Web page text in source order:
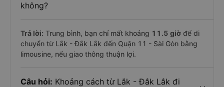
không?
Trả lời: Trung bình, bạn chỉ mất khoảng 11.5 giờ để di
chuyển từ Lắk - Đắk Lắk đến Quận 11 - Sài Gòn bằng
limousine, nếu giao thông thuận lợi.
Câu hỏi: Khoảng cách từ Lắk - Đắk Lắk đi